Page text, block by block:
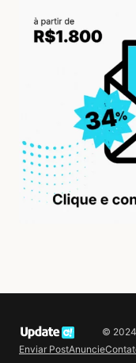
© 2024
Enviar PostAnuncie